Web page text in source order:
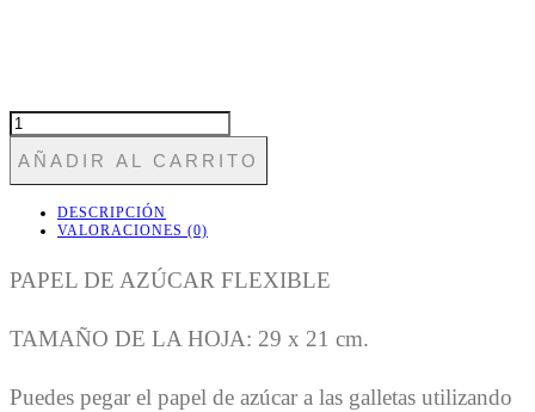
FON
ABSTRACT
1
CANTIDAD
AÑADIR AL CARRITO
DESCRIPCIÓN
VALORACIONES (0)
PAPEL DE AZÚCAR FLEXIBLE
TAMAÑO DE LA HOJA: 29 x 21 cm.
Puedes pegar el papel de azúcar a las galletas utilizando